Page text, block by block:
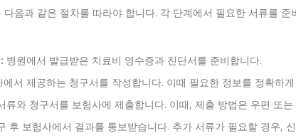
음과 같은 절차를 따라야 합니다. 각 단계에서 필요한 서류를 준
병원에서 발급받은 치료비 영수증과 진단서를 준비합니다.
에서 제공하는 청구서를 작성합니다. 이때 필요한 정보를 정확하
류와 청구서를 보험사에 제출합니다. 이때, 제출 방법은 우편 또
후 보험사에서 결과를 통보받습니다. 추가 서류가 필요할 경우,